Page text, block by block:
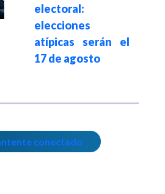
electoral:
elecciones
atípicas serán el
17 de agosto
conectado